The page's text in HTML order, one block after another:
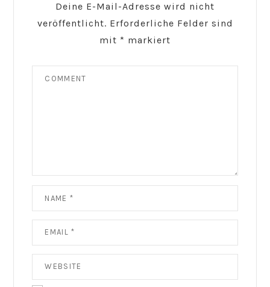
Deine E-Mail-Adresse wird nicht
veröffentlicht. Erforderliche Felder sind
mit * markiert